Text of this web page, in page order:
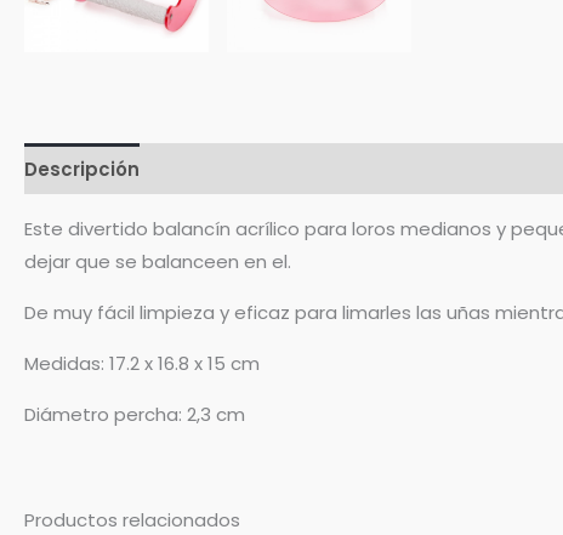
Descripción
Este divertido balancín acrílico para loros medianos y
dejar que se balanceen en el.
De muy fácil limpieza y eficaz para limarles las uñas
Medidas: 17.2 x 16.8 x 15 cm
Diámetro percha: 2,3 cm
Productos relacionados